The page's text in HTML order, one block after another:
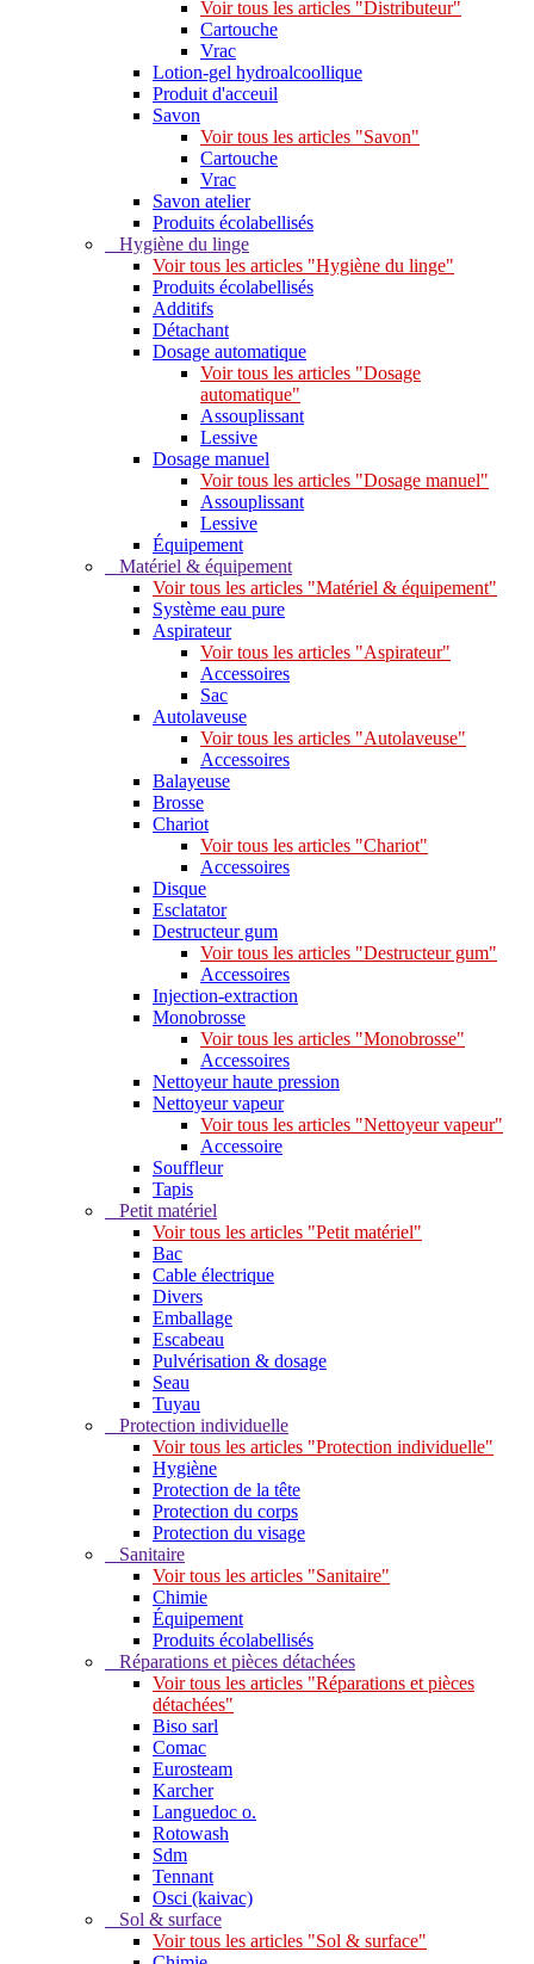
Voir tous les articles "Distributeur"
Cartouche
Vrac
Lotion-gel hydroalcoollique
Produit d'acceuil
Savon
Voir tous les articles "Savon"
Cartouche
Vrac
Savon atelier
Produits écolabellisés
Hygiène du linge
Voir tous les articles "Hygiène du linge"
Produits écolabellisés
Additifs
Détachant
Dosage automatique
Voir tous les articles "Dosage
automatique"
Assouplissant
Lessive
Dosage manuel
Voir tous les articles "Dosage manuel"
Assouplissant
Lessive
Équipement
Matériel & équipement
Voir tous les articles "Matériel & équipement"
Système eau pure
Aspirateur
Voir tous les articles "Aspirateur"
Accessoires
Sac
Autolaveuse
Voir tous les articles "Autolaveuse"
Accessoires
Balayeuse
Brosse
Chariot
Voir tous les articles "Chariot"
Accessoires
Disque
Esclatator
Destructeur gum
Voir tous les articles "Destructeur gum"
Accessoires
Injection-extraction
Monobrosse
Voir tous les articles "Monobrosse"
Accessoires
Nettoyeur haute pression
Nettoyeur vapeur
Voir tous les articles "Nettoyeur vapeur"
Accessoire
Souffleur
Tapis
Petit matériel
Voir tous les articles "Petit matériel"
Bac
Cable électrique
Divers
Emballage
Escabeau
Pulvérisation & dosage
Seau
Tuyau
Protection individuelle
Voir tous les articles "Protection individuelle"
Hygiène
Protection de la tête
Protection du corps
Protection du visage
Sanitaire
Voir tous les articles "Sanitaire"
Chimie
Équipement
Produits écolabellisés
Réparations et pièces détachées
Voir tous les articles "Réparations et pièces
détachées"
Biso sarl
Comac
Eurosteam
Karcher
Languedoc o.
Rotowash
Sdm
Tennant
Osci (kaivac)
Sol & surface
Voir tous les articles "Sol & surface"